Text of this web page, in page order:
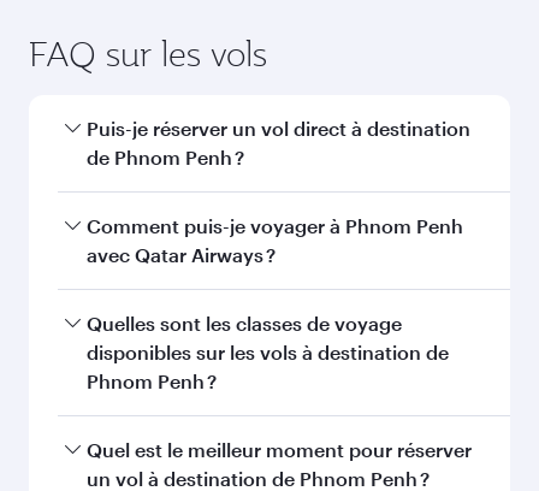
FAQ sur les vols
Puis-je réserver un vol direct à destination
de Phnom Penh ?
Oui, Qatar Airways opère des vols directs vers
Phnom Penh. Recherchez les vols depuis notre
Comment puis-je voyager à Phnom Penh
avec Qatar Airways ?
Vous pouvez voyager directement à Phnom
Penh avec Qatar Airways. Nous desservons plus
de 150 destinations via Doha, avec des
Quelles sont les classes de voyage
disponibles sur les vols à destination de
Phnom Penh ?
La disponibilité des classes de voyage dépend
de l'itinéraire et de la compagnie aérienne
Quel est le meilleur moment pour réserver
un vol à destination de Phnom Penh ?